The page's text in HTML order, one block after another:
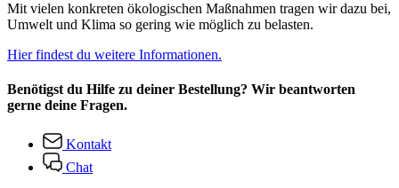
Mit vielen konkreten ökologischen Maßnahmen tragen wir dazu bei,
Umwelt und Klima so gering wie möglich zu belasten.
Hier findest du weitere Informationen.
Benötigst du Hilfe zu deiner Bestellung? Wir beantworten
gerne deine Fragen.
Kontakt
Chat